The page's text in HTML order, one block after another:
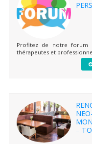
Profitez de notre forum
thérapeutes et
–